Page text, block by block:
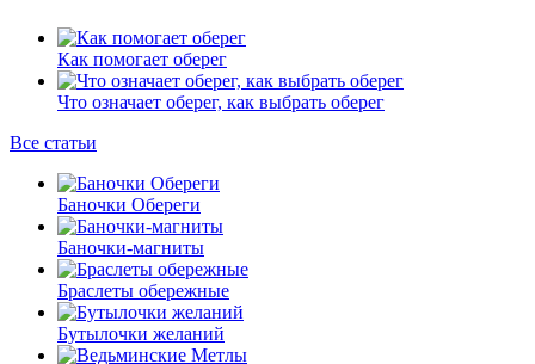
Как помогает оберег
Что означает оберег, как выбрать оберег
Все статьи
Баночки Обереги
Баночки-магниты
Браслеты обережные
Бутылочки желаний